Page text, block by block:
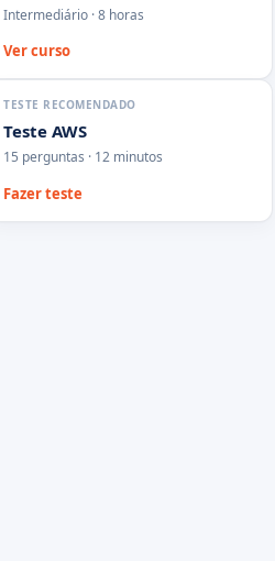
Intermediário · 8 horas
Ver curso
TESTE RECOMENDADO
Teste AWS
15 perguntas · 12 minutos
Fazer teste